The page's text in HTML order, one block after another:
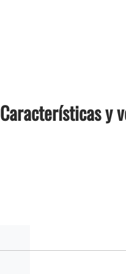
Características y